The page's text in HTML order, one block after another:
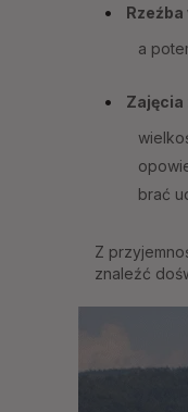
a
Zajęcia
brać
Z
znaleźć